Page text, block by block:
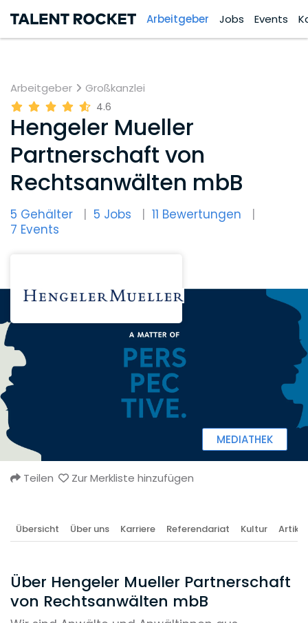
Arbeitgeber Jobs Events
Arbeitgeber Großkanzlei
4.6
Hengeler Mueller
Partnerschaft von
Rechtsanwälten mbB
5 Gehälter 5 Jobs
11 Bewertungen
7 Events
Teilen Zur Merkliste hinzufügen
MEDIATHEK
Übersicht Über uns Karriere Referendariat Kultur Artikel
Über Hengeler Mueller Partnerschaft
von Rechtsanwälten mbB